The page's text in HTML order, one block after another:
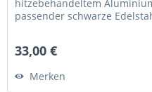
hitzebehandeltem
passender schwarze
33,00 €
Merken